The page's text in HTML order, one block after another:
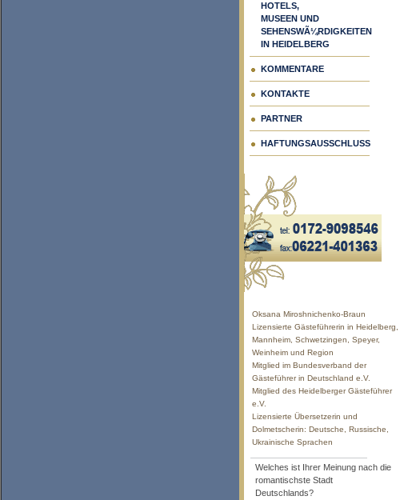
HOTELS,
MUSEEN UND
SEHENSWÃ¼RDIGKEITEN
IN HEIDELBERG
KOMMENTARE
KONTAKTE
PARTNER
HAFTUNGSAUSSCHLUSS
Oksana Miroshnichenko-Braun
Lizensierte Gästeführerin in Heidelberg,
Mannheim, Schwetzingen, Speyer,
Weinheim und Region
Mitglied im Bundesverband der
Gästeführer in Deutschland e.V.
Mitglied des Heidelberger Gästeführer
e.V.
Lizensierte Übersetzerin und
Dolmetscherin: Deutsche, Russische,
Ukrainische Sprachen
Welches ist Ihrer Meinung nach die
romantischste Stadt
Deutschlands?